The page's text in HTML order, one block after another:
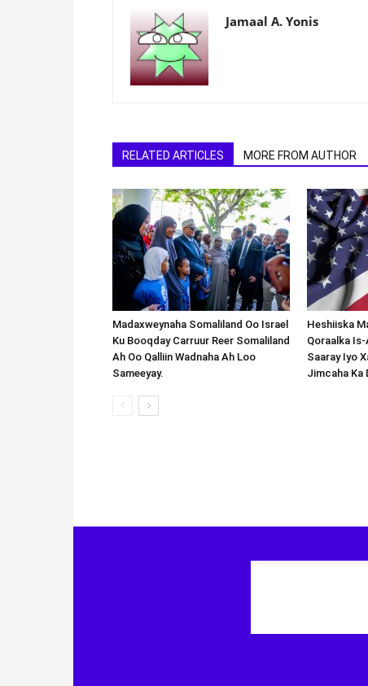
Jamaal A. Yonis
RELATED ARTICLES MORE FROM AUTHOR
Madaxweynaha Somaliland Oo Israel
Ku Booqday Carruur Reer Somaliland
Ah Oo Qalliin Wadnaha Ah Loo
Sameeyay.
Heshiiska
Qoraalka
Saaray Iyo
Jimcaha Ka